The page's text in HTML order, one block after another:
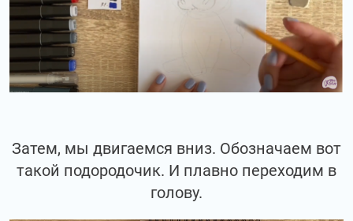
Затем, мы двигаемся вниз. Обозначаем вот
такой подородочик. И плавно переходим в
голову.